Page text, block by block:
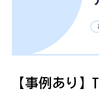
【事例あり】